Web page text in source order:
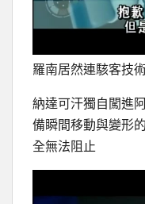
羅南居然連駭客技
納達可汗獨自闖進
備瞬間移動與變形
全無法阻止